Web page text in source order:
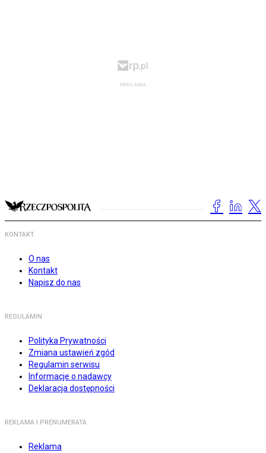
KONTAKT
O nas
Kontakt
Napisz do nas
REGULAMIN
Polityka Prywatności
Zmiana ustawień zgód
Regulamin serwisu
Informacje o nadawcy
Deklaracja dostępności
REKLAMA I PRENUMERATA
Reklama